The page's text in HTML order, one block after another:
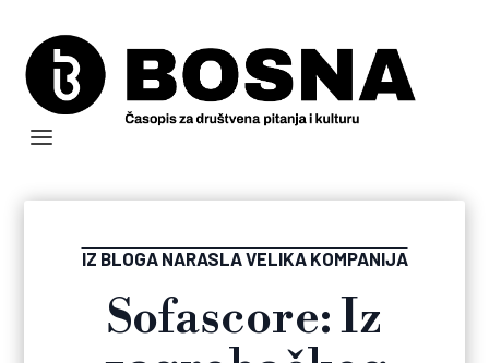
IZ BLOGA NARASLA VELIKA KOMPANIJA
Sofascore: Iz